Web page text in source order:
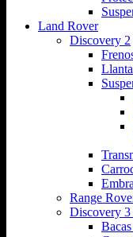
Land Rover
Discovery 2
Range
Discovery